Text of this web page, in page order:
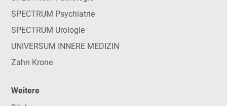
SPECTRUM Psychiatrie
SPECTRUM Urologie
UNIVERSUM INNERE MEDIZIN
Zahn Krone
Weitere